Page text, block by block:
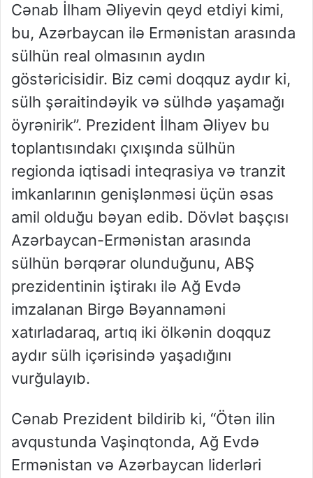
Cənab İlham Əliyevin qeyd etdiyi kimi,
bu, Azərbaycan ilə Ermənistan arasında
sülhün real olmasının aydın
göstəricisidir. Biz cəmi doqquz aydır ki,
sülh şəraitindəyik və sülhdə yaşamağı
öyrənirik”. Prezident İlham Əliyev bu
toplantısındakı çıxışında sülhün
regionda iqtisadi inteqrasiya və tranzit
imkanlarının genişlənməsi üçün əsas
amil olduğu bəyan edib. Dövlət başçısı
Azərbaycan-Ermənistan arasında
sülhün bərqərar olunduğunu, ABŞ
prezidentinin iştirakı ilə Ağ Evdə
imzalanan Birgə Bəyannaməni
xatırladaraq, artıq iki ölkənin doqquz
aydır sülh içərisində yaşadığını
vurğulayıb.
Cənab Prezident bildirib ki, “Ötən ilin
avqustunda Vaşinqtonda, Ağ Evdə
Ermənistan və Azərbaycan liderləri